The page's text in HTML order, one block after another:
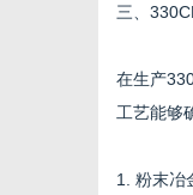
三、
在生产
工艺能够
1. 粉末冶